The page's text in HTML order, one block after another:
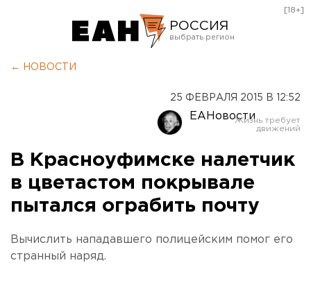
РОССИЯ
Оренбург
[18+]
← НОВОСТИ
25 ФЕВРАЛЯ 2015 В 12:52
ЕАНовости
В Красноуфимске налетчик
в цветастом покрывале
пытался ограбить почту
Вычислить нападавшего полицейским помог его
странный наряд.